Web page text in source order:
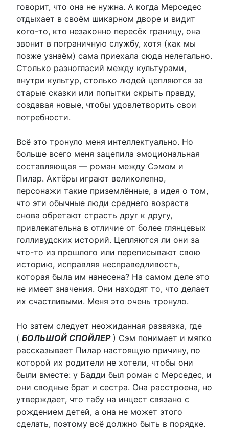
говорит, что она не нужна. А когда Мерседес
отдыхает в своём шикарном дворе и видит
кого-то, кто незаконно пересёк границу, она
звонит в пограничную службу, хотя (как мы
позже узнаём) сама приехала сюда нелегально.
Столько разногласий между культурами,
внутри культур, столько людей цепляются за
старые сказки или попытки скрыть правду,
создавая новые, чтобы удовлетворить свои
потребности.
Всё это тронуло меня интеллектуально. Но
больше всего меня зацепила эмоциональная
составляющая — роман между Сэмом и
Пилар. Актёры играют великолепно,
персонажи такие приземлённые, а идея о том,
что эти обычные люди среднего возраста
снова обретают страсть друг к другу,
привлекательна в отличие от более глянцевых
голливудских историй. Цепляются ли они за
что-то из прошлого или переписывают свою
историю, исправляя несправедливость,
которая была им нанесена? На самом деле это
не имеет значения. Они находят то, что делает
их счастливыми. Меня это очень тронуло.
Но затем следует неожиданная развязка, где
( БОЛЬШОЙ СПОЙЛЕР) Сэм понимает и мягко
рассказывает Пилар настоящую причину, по
которой их родители не хотели, чтобы они
были вместе: у Бадди был роман с Мерседес, и
они сводные брат и сестра. Она расстроена, но
утверждает, что табу на инцест связано с
рождением детей, а она не может этого
сделать, поэтому всё должно быть в порядке.